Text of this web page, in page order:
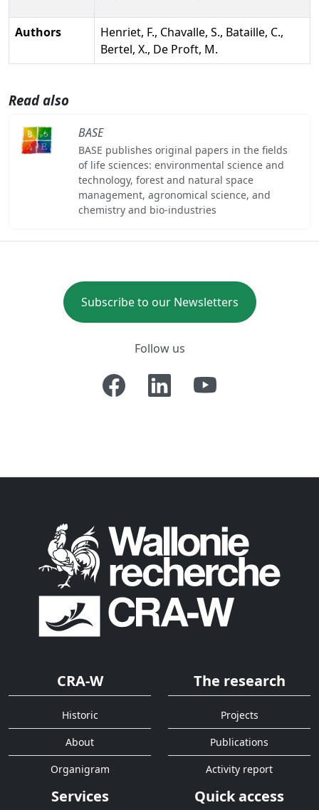
Authors
Henriet, F., Chavalle, S., Bataille, C.,
Bertel, X., De Proft, M.
Read also
BASE
BASE publishes original papers in the fields
of life sciences: environmental science and
technology, forest and natural space
management, agronomical science, and
chemistry and bio-industries
Subscribe to our Newsletters
Follow us
CRA-W
Historic
About
Organigram
The research
Projects
Publications
Activity report
Services Quick access